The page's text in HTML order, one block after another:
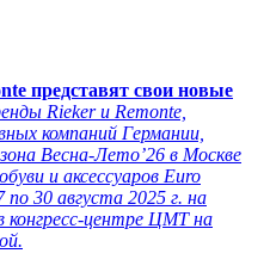
представят свои новые
Rieker и Remonte,
компаний Германии,
Весна-Лето’26 в Москве
и аксессуаров Euro
30 августа 2025 г. на
конгресс-центре ЦМТ на